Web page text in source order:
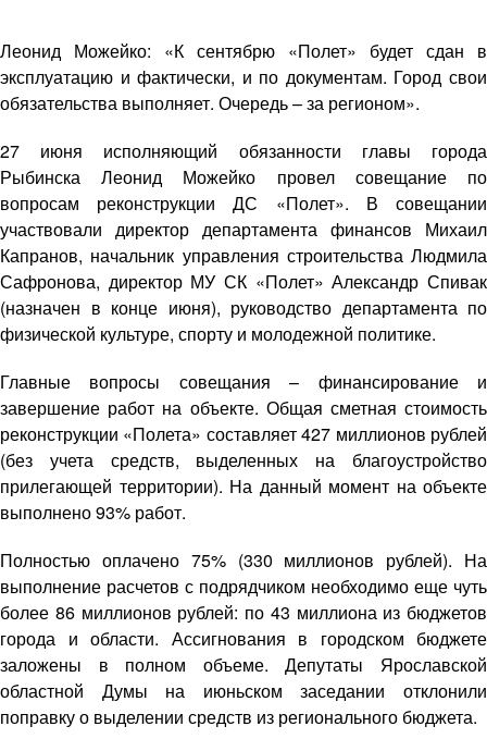
Леонид Можейко: «К сентябрю «Полет» будет сдан в
эксплуатацию и фактически, и по документам. Город свои
обязательства выполняет. Очередь – за регионом».
27 июня исполняющий обязанности главы города
Рыбинска Леонид Можейко провел совещание по
вопросам реконструкции ДС «Полет». В совещании
участвовали директор департамента финансов Михаил
Капранов, начальник управления строительства Людмила
Сафронова, директор МУ СК «Полет» Александр Спивак
(назначен в конце июня), руководство департамента по
физической культуре, спорту и молодежной политике.
Главные вопросы совещания – финансирование и
завершение работ на объекте. Общая сметная стоимость
реконструкции «Полета» составляет 427 миллионов рублей
(без учета средств, выделенных на благоустройство
прилегающей территории). На данный момент на объекте
выполнено 93% работ.
Полностью оплачено 75% (330 миллионов рублей). На
выполнение расчетов с подрядчиком необходимо еще чуть
более 86 миллионов рублей: по 43 миллиона из бюджетов
города и области. Ассигнования в городском бюджете
заложены в полном объеме. Депутаты Ярославской
областной Думы на июньском заседании отклонили
поправку о выделении средств из регионального бюджета.